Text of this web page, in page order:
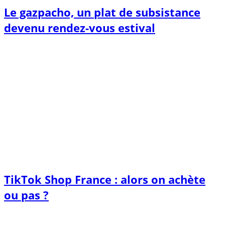
Le gazpacho, un plat de subsistance
devenu rendez-vous estival
TikTok Shop France : alors on achète
ou pas ?